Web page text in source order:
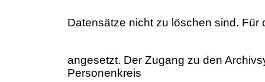
Datensätze nicht zu löschen sind.
angesetzt. Der Zugang zu den
Personenkreis